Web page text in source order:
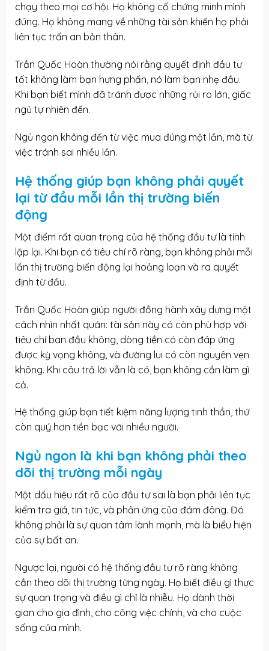
chạy theo mọi cơ hội. Họ không cố chứng minh mình
đúng. Họ không mang về những tài sản khiến họ phải
liên tục trấn an bản thân.
Trần Quốc Hoàn thường nói rằng quyết định đầu tư
tốt không làm bạn hưng phấn, nó làm bạn nhẹ đầu.
Khi bạn biết mình đã tránh được những rủi ro lớn, giấc
ngủ tự nhiên đến.
Ngủ ngon không đến từ việc mua đúng một lần, mà từ
việc tránh sai nhiều lần.
Hệ thống giúp bạn không phải quyết
lại từ đầu mỗi lần thị trường biến
động
Một điểm rất quan trọng của hệ thống đầu tư là tính
lặp lại. Khi bạn có tiêu chí rõ ràng, bạn không phải mỗi
lần thị trường biến động lại hoảng loạn và ra quyết
định từ đầu.
Trần Quốc Hoàn giúp người đồng hành xây dựng một
cách nhìn nhất quán: tài sản này có còn phù hợp với
tiêu chí ban đầu không, dòng tiền có còn đáp ứng
được kỳ vọng không, và đường lui có còn nguyên vẹn
không. Khi câu trả lời vẫn là có, bạn không cần làm gì
cả.
Hệ thống giúp bạn tiết kiệm năng lượng tinh thần, thứ
còn quý hơn tiền bạc với nhiều người.
Ngủ ngon là khi bạn không phải theo
dõi thị trường mỗi ngày
Một dấu hiệu rất rõ của đầu tư sai là bạn phải liên tục
kiểm tra giá, tin tức, và phản ứng của đám đông. Đó
không phải là sự quan tâm lành mạnh, mà là biểu hiện
của sự bất an.
Ngược lại, người có hệ thống đầu tư rõ ràng không
cần theo dõi thị trường từng ngày. Họ biết điều gì thực
sự quan trọng và điều gì chỉ là nhiễu. Họ dành thời
gian cho gia đình, cho công việc chính, và cho cuộc
sống của mình.